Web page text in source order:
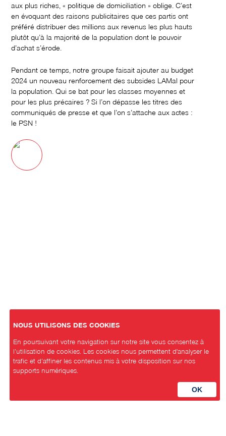
aux plus riches, « politique de domiciliation » oblige. C’est
en évoquant des raisons publicitaires que ces partis ont
préféré distribuer des millions aux revenus les plus hauts
plutôt qu’à la majorité de la population dont le pouvoir
d’achat s’érode.
Pendant ce temps, notre groupe faisait ajouter au budget
2024 un nouveau renforcement des subsides LAMal pour
la population. Qui se bat pour les classes moyennes et
pour les plus précaires ? Si l’on dépasse les titres des
communiqués de presse et que l’on s’attache aux actes :
le PSN !
NOUS UTILISONS DES COOKIES
En poursuivant votre navigation sur notre site vous consentez à
l’utilisation de cookies. Les cookies nous permettent d'analyser le
trafic et d’affiner les contenus mis à votre disposition sur nos
supports numériques.